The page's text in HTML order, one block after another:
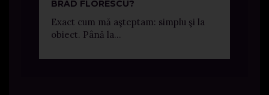
BRAD FLORESCU?
Exact cum mă aşteptam: simplu şi la
obiect. Până la...